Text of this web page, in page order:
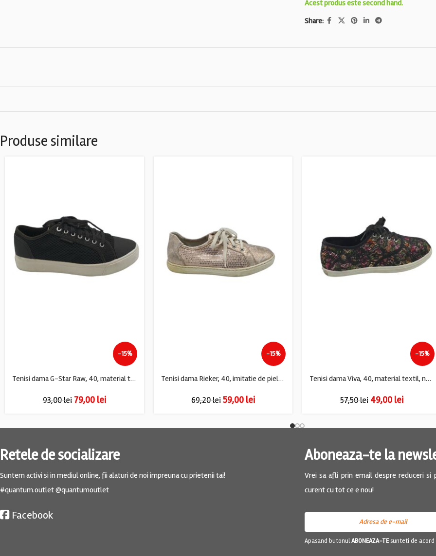
Acest produs este second hand.
Share:
Produse similare
-15%
Tenisi dama G-Star Raw, 40, material textil, piele, negru
93,00lei 79,00 lei
-15%
Tenisi dama Rieker, 40, imitatie de piele, bej
69,20lei 59,00 lei
-15%
Tenisi dama Viva, 40, material textil, negru multicolor
57,50lei 49,00 lei
Retele de socializare
Suntem activi si in mediul online, fii alaturi de noi impreuna cu prietenii tai!
#quantum.outlet @quantumoutlet
Facebook
Aboneaza-te la
Vrei sa afli prin email despre reduceri
curent cu tot ce e nou!
Apasand butonulABONEAZA-TEsunteti de acord